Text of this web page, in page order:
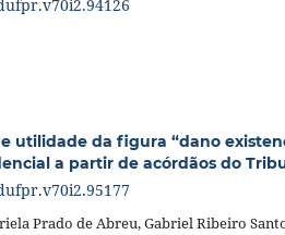
utilidade da figura “dano
a partir de acórdãos do
Prado de Abreu, Gabriel Ribeiro